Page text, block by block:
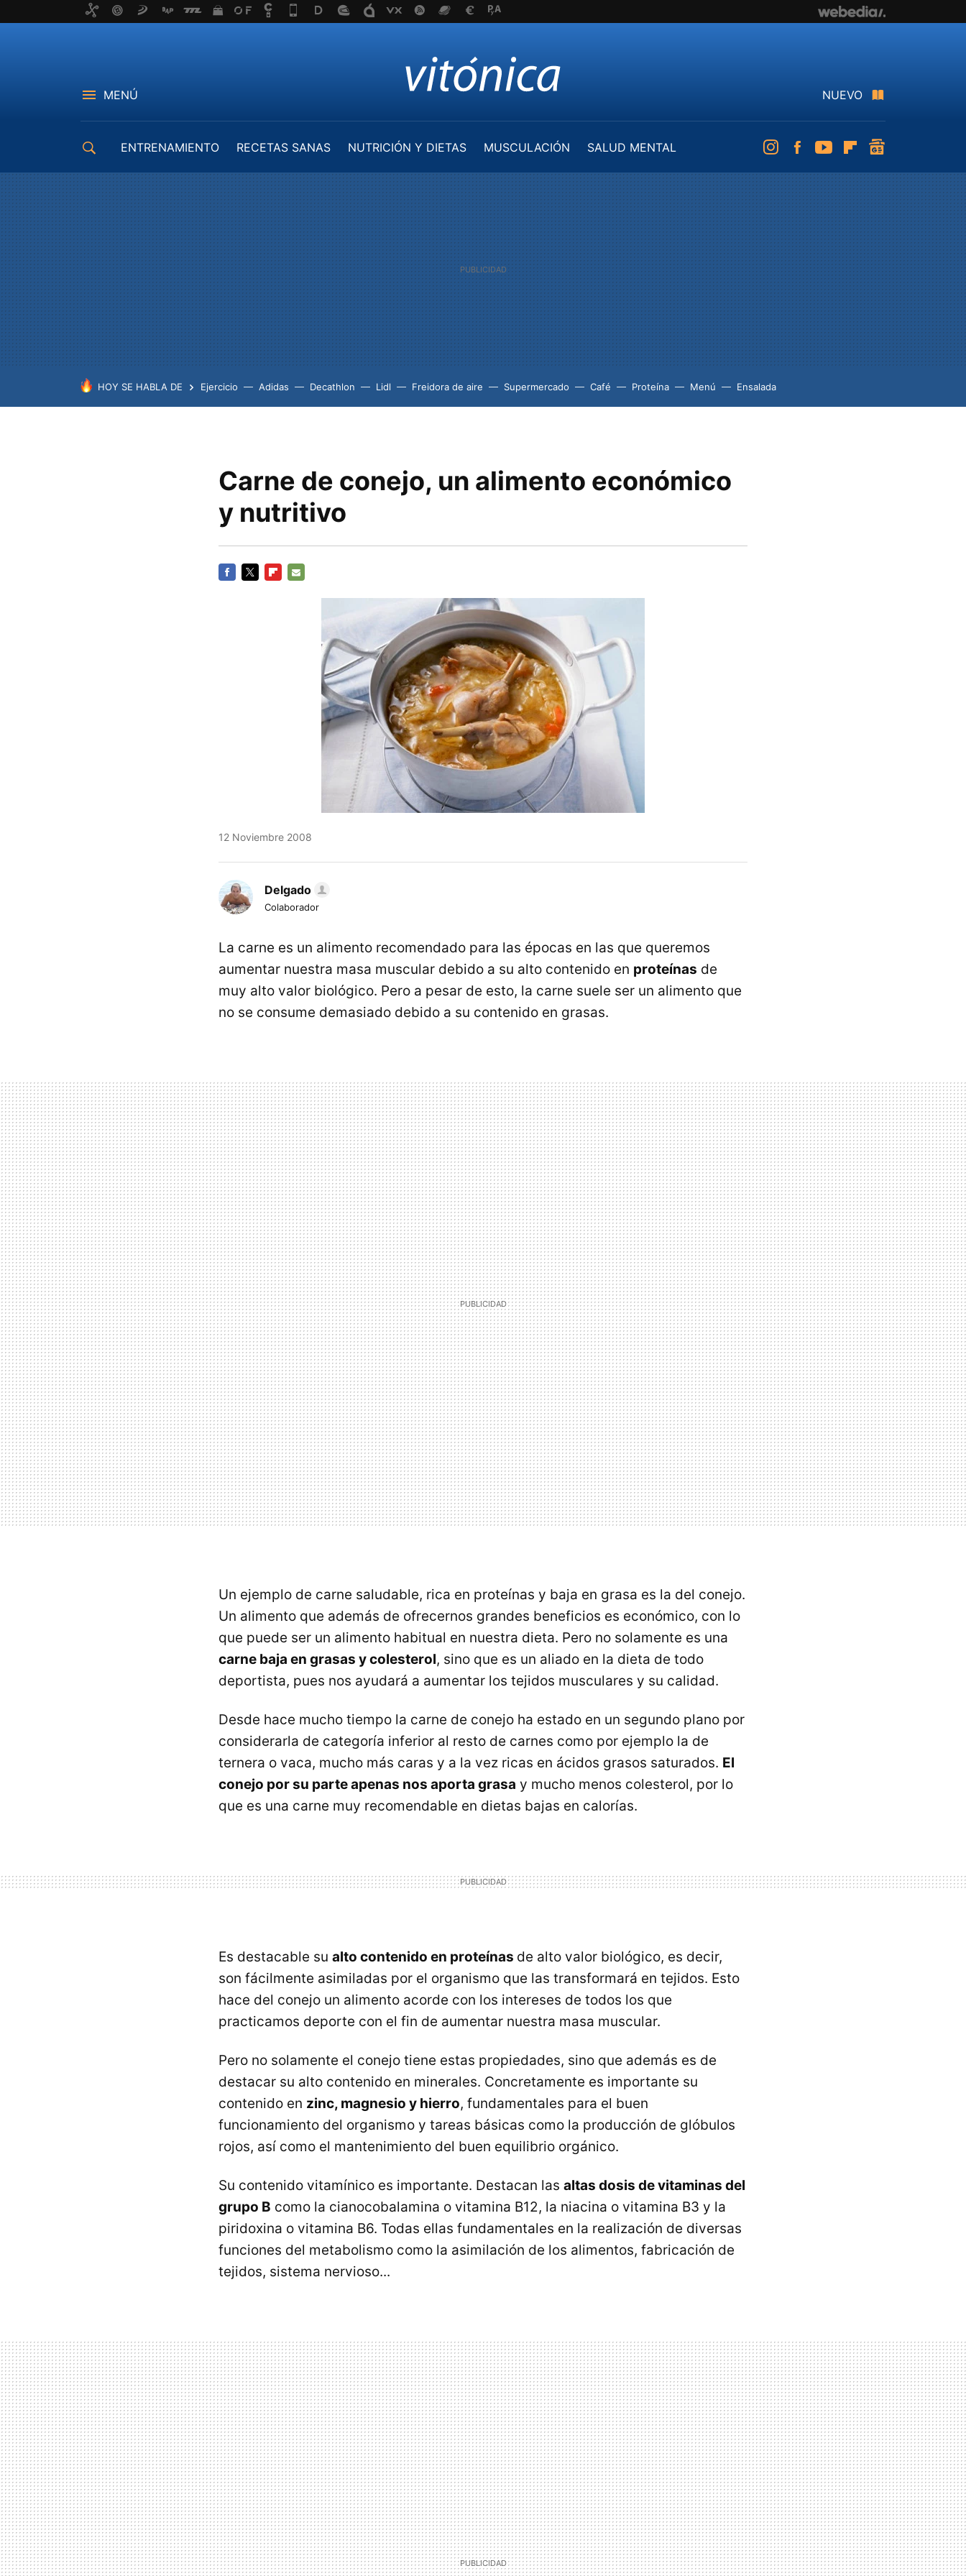
MENÚ NUEVO
ENTRENAMIENTO RECETAS SANAS NUTRICIÓN Y DIETAS MUSCULACIÓN
SALUD MENTAL
InstagramFacebookYoutubeFlipboard
HOY SE HABLA DE Ejercicio Adidas Decathlon Lidl Freidora de aire Supermercado Café Proteína Menú Ensalada
Carne de conejo, un alimento económico
y nutritivo
12 Noviembre 2008
Delgado
Colaborador
La carne es un alimento recomendado para las épocas en las que queremos
aumentar nuestra masa muscular debido a su alto contenido en proteínas de
muy alto valor biológico. Pero a pesar de esto, la carne suele ser un alimento que
no se consume demasiado debido a su contenido en grasas.
Un ejemplo de carne saludable, rica en proteínas y baja en grasa es la del conejo.
Un alimento que además de ofrecernos grandes beneficios es económico, con lo
que puede ser un alimento habitual en nuestra dieta. Pero no solamente es una
carne baja en grasas y colesterol, sino que es un aliado en la dieta de todo
deportista, pues nos ayudará a aumentar los tejidos musculares y su calidad.
Desde hace mucho tiempo la carne de conejo ha estado en un segundo plano por
considerarla de categoría inferior al resto de carnes como por ejemplo la de
ternera o vaca, mucho más caras y a la vez ricas en ácidos grasos saturados. El
conejo por su parte apenas nos aporta grasa y mucho menos colesterol, por lo
que es una carne muy recomendable en dietas bajas en calorías.
Es destacable su alto contenido en proteínas de alto valor biológico, es decir,
son fácilmente asimiladas por el organismo que las transformará en tejidos. Esto
hace del conejo un alimento acorde con los intereses de todos los que
practicamos deporte con el fin de aumentar nuestra masa muscular.
Pero no solamente el conejo tiene estas propiedades, sino que además es de
destacar su alto contenido en minerales. Concretamente es importante su
contenido en zinc, magnesio y hierro, fundamentales para el buen
funcionamiento del organismo y tareas básicas como la producción de glóbulos
rojos, así como el mantenimiento del buen equilibrio orgánico.
Su contenido vitamínico es importante. Destacan las altas dosis de vitaminas del
grupo B como la cianocobalamina o vitamina B12, la niacina o vitamina B3 y la
piridoxina o vitamina B6. Todas ellas fundamentales en la realización de diversas
funciones del metabolismo como la asimilación de los alimentos, fabricación de
tejidos, sistema nervioso...